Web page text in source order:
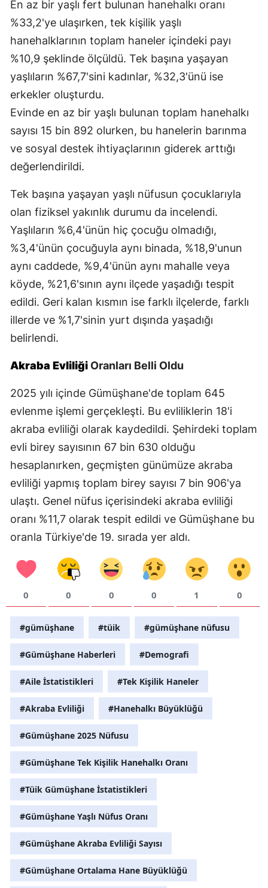
Samsun
Siirt
Sinop
Tekirdağ
Tunceli
Şanlıurfa
Uşak
Van
Yozgat
Zonguldak
Bayburt
Karaman
Kırıkkale
Batman
Şırnak
Bartın
Ardahan
Iğdır
Yalova
Kilis
Osmaniye
Düzce
En az bir yaşlı fert bulunan hanehalkı oranı
%33,2'ye ulaşırken, tek kişilik yaşlı
hanehalklarının toplam haneler içindeki payı
%10,9 şeklinde ölçüldü. Tek başına yaşayan
yaşlıların %67,7'sini kadınlar, %32,3'ünü ise
erkekler oluşturdu.
Evinde en az bir yaşlı bulunan toplam hanehalkı
sayısı 15 bin 892 olurken, bu hanelerin barınma
ve sosyal destek ihtiyaçlarının giderek arttığı
değerlendirildi.
Tek başına yaşayan yaşlı nüfusun çocuklarıyla
olan fiziksel yakınlık durumu da incelendi.
Yaşlıların %6,4'ünün hiç çocuğu olmadığı,
%3,4'ünün çocuğuyla aynı binada, %18,9'unun
aynı caddede, %9,4'ünün aynı mahalle veya
köyde, %21,6'sının aynı ilçede yaşadığı tespit
edildi. Geri kalan kısmın ise farklı ilçelerde, farklı
illerde ve %1,7'sinin yurt dışında yaşadığı
belirlendi.
Akraba Evliliği Oranları Belli Oldu
2025 yılı içinde Gümüşhane'de toplam 645
evlenme işlemi gerçekleşti. Bu evliliklerin 18'i
akraba evliliği olarak kaydedildi. Şehirdeki toplam
evli birey sayısının 67 bin 630 olduğu
hesaplanırken, geçmişten günümüze akraba
evliliği yapmış toplam birey sayısı 7 bin 906'ya
ulaştı. Genel nüfus içerisindeki akraba evliliği
oranı %11,7 olarak tespit edildi ve Gümüşhane bu
oranla Türkiye'de 19. sırada yer aldı.
0 0 0 0 1 0
#gümüşhane #tüik #gümüşhane nüfusu
#Gümüşhane Haberleri #Demografi
#Aile İstatistikleri #Tek Kişilik Haneler
#Akraba Evliliği #Hanehalkı Büyüklüğü
#Gümüşhane 2025 Nüfusu
#Gümüşhane Tek Kişilik Hanehalkı Oranı
#Tüik Gümüşhane İstatistikleri
#Gümüşhane Yaşlı Nüfus Oranı
#Gümüşhane Akraba Evliliği Sayısı
#Gümüşhane Ortalama Hane Büyüklüğü